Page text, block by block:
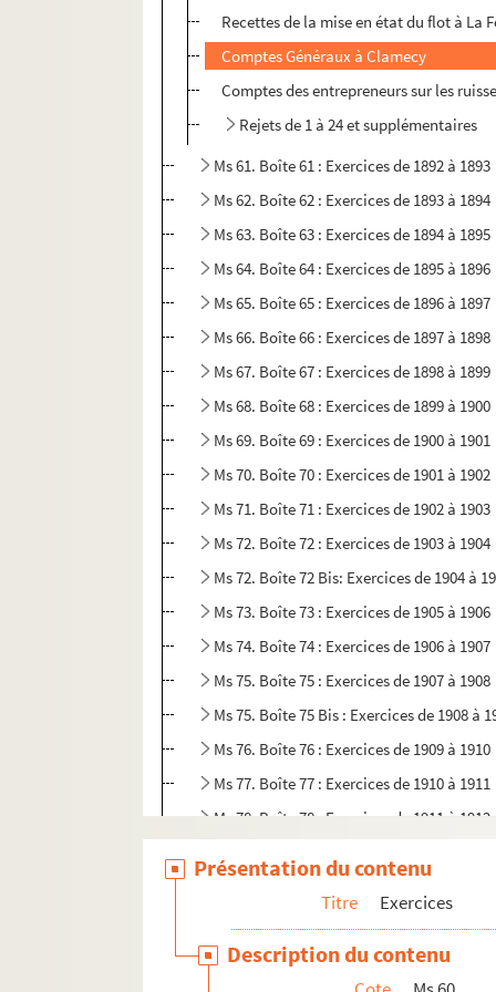
Recettes de la mise en état du flot à La
Comptes Généraux à Clamecy
Comptes des entrepreneurs sur les
Rejets de 1 à 24 et supplémentaires
Ms 61. Boîte 61 : Exercices de 1892 à 1893
Ms 62. Boîte 62 : Exercices de 1893 à 1894
Ms 63. Boîte 63 : Exercices de 1894 à 1895
Ms 64. Boîte 64 : Exercices de 1895 à 1896
Ms 65. Boîte 65 : Exercices de 1896 à 1897
Ms 66. Boîte 66 : Exercices de 1897 à 1898
Ms 67. Boîte 67 : Exercices de 1898 à 1899
Ms 68. Boîte 68 : Exercices de 1899 à 1900
Ms 69. Boîte 69 : Exercices de 1900 à 1901
Ms 70. Boîte 70 : Exercices de 1901 à 1902
Ms 71. Boîte 71 : Exercices de 1902 à 1903
Ms 72. Boîte 72 : Exercices de 1903 à 1904
Ms 72. Boîte 72 Bis: Exercices de 1904 à
Ms 73. Boîte 73 : Exercices de 1905 à 1906
Ms 74. Boîte 74 : Exercices de 1906 à 1907
Ms 75. Boîte 75 : Exercices de 1907 à 1908
Ms 75. Boîte 75 Bis : Exercices de 1908 à
Ms 76. Boîte 76 : Exercices de 1909 à 1910
Ms 77. Boîte 77 : Exercices de 1910 à 1911
Ms 78. Boîte 78 : Exercices de 1911 à 1912
Ms 82. Boîte 82 : Exercices de 1915 à 1917
Présentation du contenu
Titre Exercices
Description du contenu